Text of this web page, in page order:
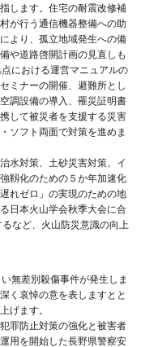
します。住宅の耐震改修補
が行う通信機器整備への助
より、孤立地域発生への備
や道路啓開計画の見直しも
における運営マニュアルの
ミナーの開催、避難所とし
調設備の導入、罹災証明書
して被災者を支援する災害
ソフト両面で対策を進めま
水対策、土砂災害対策、イ
靱化のための５か年加速化
れゼロ」の実現のための地
日本火山学会秋季大会に合
など、火山防災意識の向上
無差別殺傷事件が発生しま
く哀悼の意を表しますとと
げます。
罪防止対策の強化と被害者
用を開始した長野県警察安